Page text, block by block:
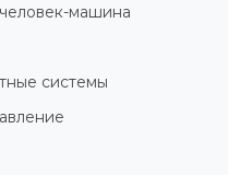
машина
системы